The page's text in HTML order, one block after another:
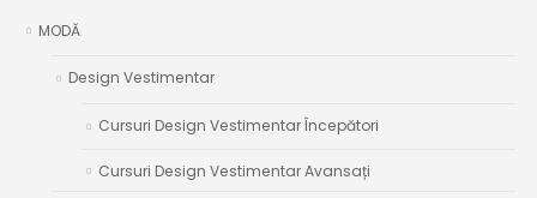
MODĂ
Design Vestimentar
Cursuri Design Vestimentar Începători
Cursuri Design Vestimentar Avansați